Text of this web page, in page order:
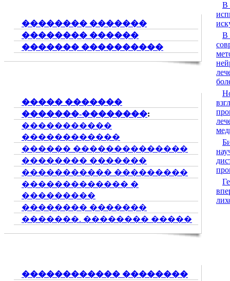
�������� �������
�������� ������
������� ����������
����� �������
�������-��������:
�����������
������������
������ ��������������
�������� �������
����������� ���������
������������� �
���������
�������� �������
�������. �������� �����
������������ ��������
В
В